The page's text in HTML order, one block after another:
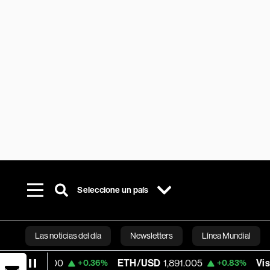
Seleccione un país
Las noticias del día Newsletters Línea Mundial
Bloomberg
+0.36% ETH/USD 1,891.005 +0.83% Visa 368.29